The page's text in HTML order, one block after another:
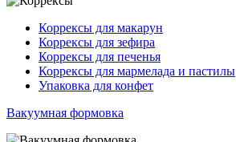
Коррексы для макарун
Коррексы для зефира
Коррексы для печенья
Коррексы для мармелада и пастилы
Упаковка для конфет
Вакуумная формовка